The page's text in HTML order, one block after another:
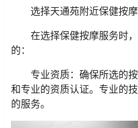
选择天通苑附近保健按
在选择保健按摩服务时
的：
专业资质：确保所选的
和专业的资质认证。专业的
的服务。